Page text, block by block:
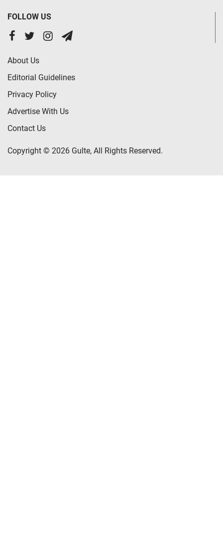
FOLLOW US
About Us
Editorial Guidelines
Privacy Policy
Advertise With Us
Contact Us
Copyright © 2026 Gulte, All Rights Reserved.